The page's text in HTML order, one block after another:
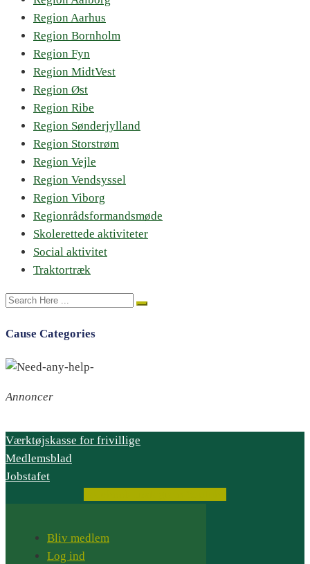
Region Aarhus
Region Bornholm
Region Fyn
Region MidtVest
Region Øst
Region Ribe
Region Sønderjylland
Region Storstrøm
Region Vejle
Region Vendsyssel
Region Viborg
Regionrådsformandsmøde
Skolerettede aktiviteter
Social aktivitet
Traktortræk
Cause Categories
Annoncer
Værktøjskasse for frivillige
Medlemsblad
Jobstafet
Bliv medlem
Log ind